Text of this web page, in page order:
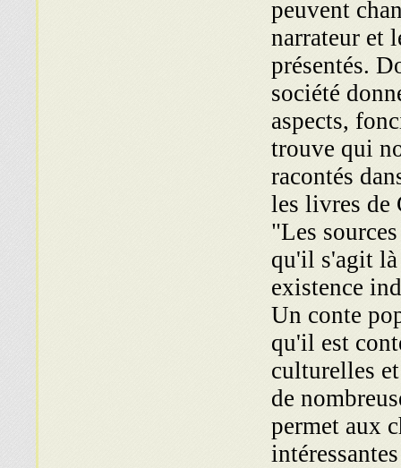
peuvent
narrateur et
présentés.
société
aspects,
trouve qui
racontés
les livres de
"Les
qu'il s'agit là
existence
Un conte
qu'il est
culturelles
de
permet aux